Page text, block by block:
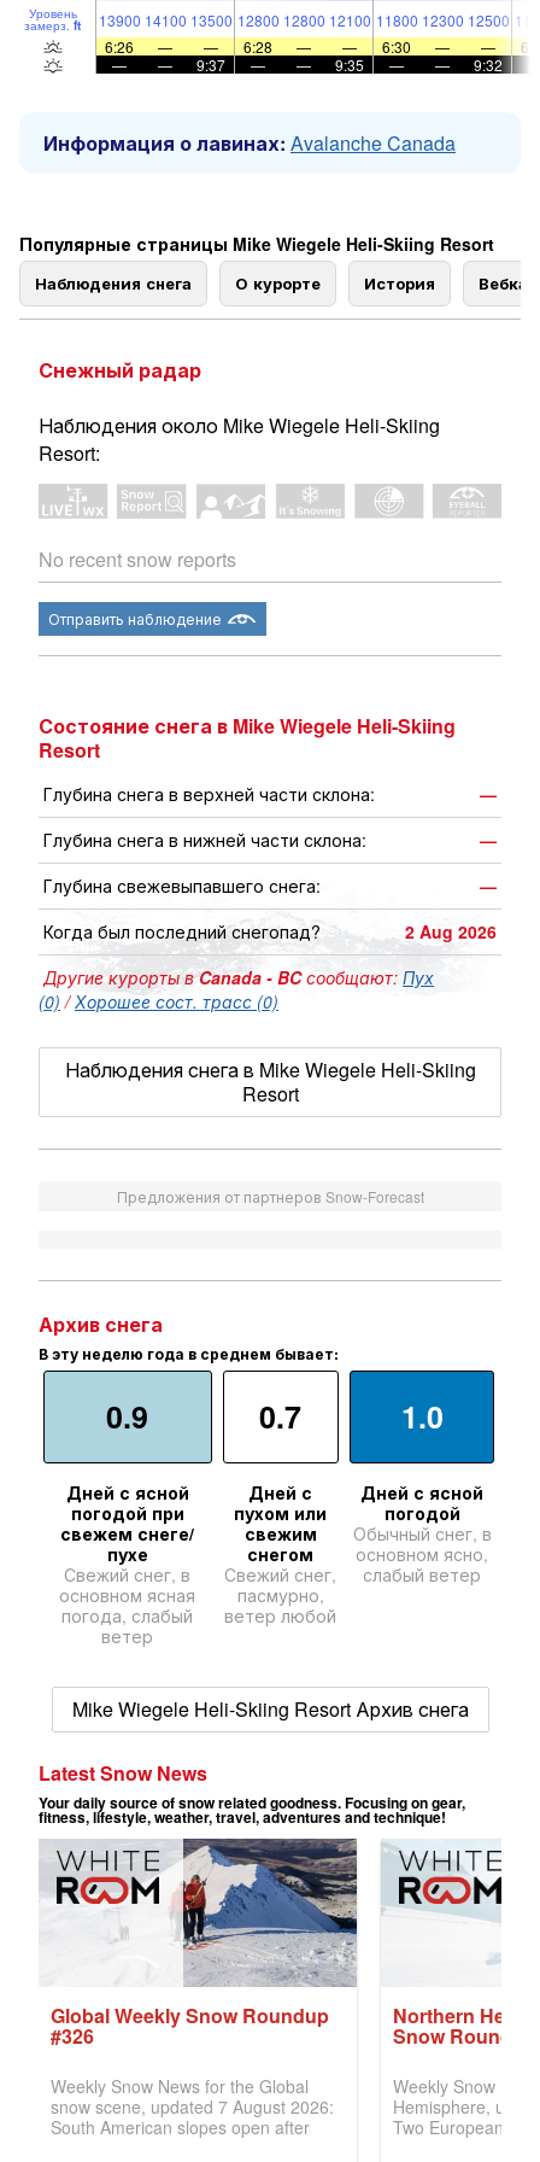
Уровень
замерз. ft 13900 14100 13500 12800 12800 12100 11800 12300 12500
6:26
— — 6:28 — — 6:30 — —
—
— 9:37 — — 9:35 — — 9:32
Информация о лавинах: Avalanche Canada
Популярные страницы Mike Wiegele Heli-Skiing Resort
Наблюдения снега О курорте История
Снежный радар
Наблюдения около Mike Wiegele Heli-Skiing
Resort:
No recent snow reports
Отправить наблюдение
Состояние снега в Mike Wiegele Heli-Skiing
Resort
Глубина снега в верхней части склона:
—
Глубина снега в нижней части склона:
—
Глубина свежевыпавшего снега:
—
Когда был последний снегопад?
2 Aug 2026
Другие курорты вCanada - BCсообщают: Пух
(0) /Хорошее сост. трасс (0)
Наблюдения снега в Mike Wiegele Heli-Skiing
Resort
Предложения от партнеров Snow-Forecast
Архив снега
В эту неделю года в среднем бывает:
0.9
Дней с ясной
погодой при
свежем снеге/
пухе
Свежий снег, в
основном ясная
погода, слабый
ветер
0.7
Дней с
пухом или
свежим
снегом
Свежий снег,
пасмурно,
ветер любой
1.0
Дней с ясной
погодой
Обычный снег, в
основном ясно,
слабый ветер
Mike Wiegele Heli-Skiing Resort Архив снега